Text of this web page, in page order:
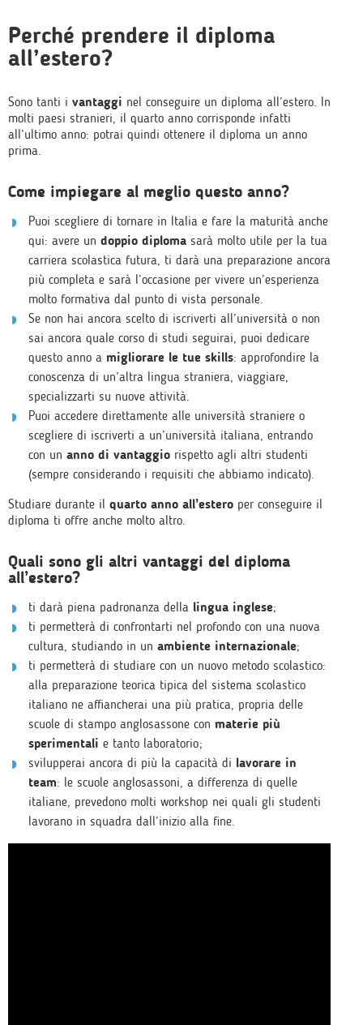
Perché prendere il diploma
all’estero?
Sono tanti i vantaggi nel conseguire un diploma all’estero. In
molti paesi stranieri, il quarto anno corrisponde infatti
all’ultimo anno: potrai quindi ottenere il diploma un anno
prima.
Come impiegare al meglio questo anno?
Puoi scegliere di tornare in Italia e fare la maturità anche
qui: avere un doppio diploma sarà molto utile per la tua
carriera scolastica futura, ti darà una preparazione ancora
più completa e sarà l’occasione per vivere un’esperienza
molto formativa dal punto di vista personale.
Se non hai ancora scelto di iscriverti all’università o non
sai ancora quale corso di studi seguirai, puoi dedicare
questo anno a migliorare le tue skills: approfondire la
conoscenza di un’altra lingua straniera, viaggiare,
specializzarti su nuove attività.
Puoi accedere direttamente alle università straniere o
scegliere di iscriverti a un’università italiana, entrando
con un anno di vantaggio rispetto agli altri studenti
(sempre considerando i requisiti che abbiamo indicato).
Studiare durante il quarto anno all’estero per conseguire il
diploma ti offre anche molto altro.
Quali sono gli altri vantaggi del diploma
all’estero?
ti darà piena padronanza della lingua inglese;
ti permetterà di confrontarti nel profondo con una nuova
cultura, studiando in un ambiente internazionale;
ti permetterà di studiare con un nuovo metodo scolastico:
alla preparazione teorica tipica del sistema scolastico
italiano ne affiancherai una più pratica, propria delle
scuole di stampo anglosassone con materie più
sperimentali e tanto laboratorio;
svilupperai ancora di più la capacità di lavorare in
team: le scuole anglosassoni, a differenza di quelle
italiane, prevedono molti workshop nei quali gli studenti
lavorano in squadra dall’inizio alla fine.